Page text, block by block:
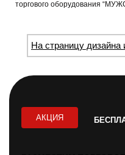
торгового оборудования
На страницу дизайна
АКЦИЯ